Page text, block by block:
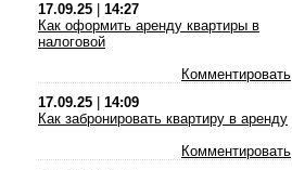
17.09.25
14:27
Как оформить аренду квартиры в
налоговой
Комментировать
17.09.25
14:09
Как забронировать квартиру в аренду
Комментировать